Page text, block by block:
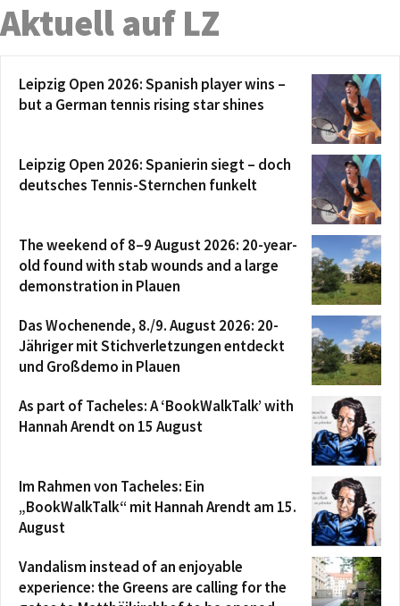
Aktuell auf LZ
Leipzig Open 2026: Spanish player wins –
but a German tennis rising star shines
Leipzig Open 2026: Spanierin siegt – doch
deutsches Tennis-Sternchen funkelt
The weekend of 8–9 August 2026: 20-year-
old found with stab wounds and a large
demonstration in Plauen
Das Wochenende, 8./9. August 2026: 20-
Jähriger mit Stichverletzungen entdeckt
und Großdemo in Plauen
As part of Tacheles: A ‘BookWalkTalk’ with
Hannah Arendt on 15 August
Im Rahmen von Tacheles: Ein
„BookWalkTalk“ mit Hannah Arendt am 15.
August
Vandalism instead of an enjoyable
experience: the Greens are calling for the